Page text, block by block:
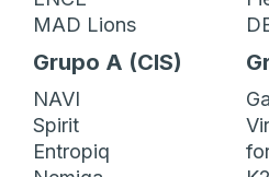
MAD Lions
Grupo A (CIS)
NAVI
Spirit
Entropiq